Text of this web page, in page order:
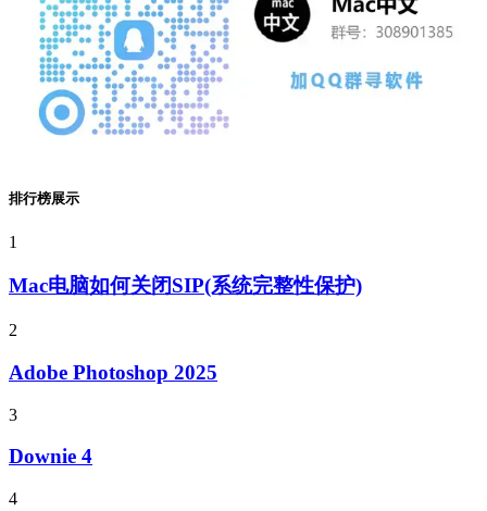
排行榜展示
1
Mac电脑如何关闭SIP(系统完整性保护)
2
Adobe Photoshop 2025
3
Downie 4
4